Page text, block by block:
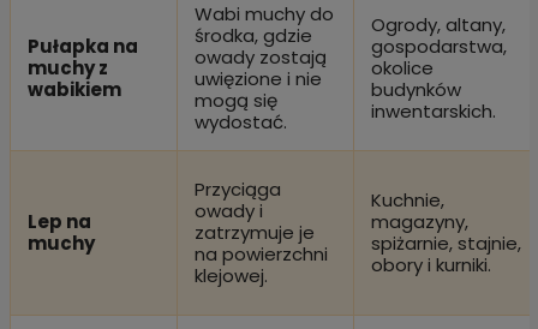
Pułapka na
muchy z
wabikiem
Wabi muchy do
środka, gdzie
owady zostają
uwięzione i nie
mogą się
wydostać.
Ogrody, altany,
gospodarstwa,
okolice
budynków
inwentarskich.
Lep na
muchy
Przyciąga
owady i
zatrzymuje je
na powierzchni
klejowej.
Kuchnie,
magazyny,
spiżarnie, stajnie,
obory i kurniki.